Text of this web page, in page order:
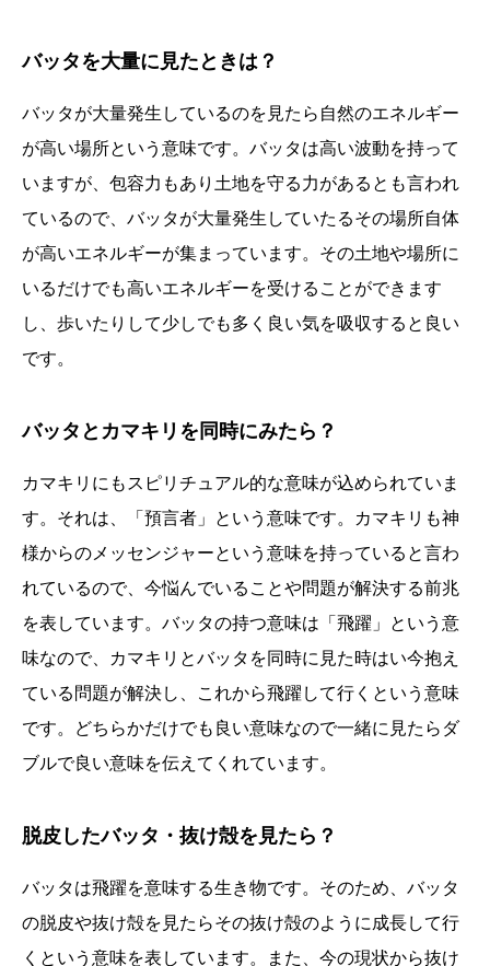
バッタを大量に見たときは？
バッタが大量発生しているのを見たら自然のエネルギー
が高い場所という意味です。バッタは高い波動を持って
いますが、包容力もあり土地を守る力があるとも言われ
ているので、バッタが大量発生していたるその場所自体
が高いエネルギーが集まっています。その土地や場所に
いるだけでも高いエネルギーを受けることができます
し、歩いたりして少しでも多く良い気を吸収すると良い
です。
バッタとカマキリを同時にみたら？
カマキリにもスピリチュアル的な意味が込められていま
す。それは、「預言者」という意味です。カマキリも神
様からのメッセンジャーという意味を持っていると言わ
れているので、今悩んでいることや問題が解決する前兆
を表しています。バッタの持つ意味は「飛躍」という意
味なので、カマキリとバッタを同時に見た時はい今抱え
ている問題が解決し、これから飛躍して行くという意味
です。どちらかだけでも良い意味なので一緒に見たらダ
ブルで良い意味を伝えてくれています。
脱皮したバッタ・抜け殻を見たら？
バッタは飛躍を意味する生き物です。そのため、バッタ
の脱皮や抜け殻を見たらその抜け殻のように成長して行
くという意味を表しています。また、今の現状から抜け